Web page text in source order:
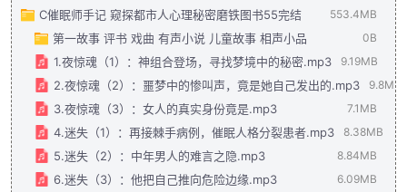
C催眠师手记 窥探都市人心理秘密磨铁图书55完结 553.4MB
第一故事 评书 戏曲 有声小说 儿童故事 相声小品 0B
1.夜惊魂（1）：神组合登场，寻找梦境中的秘密.mp3 9.19MB
2.夜惊魂（2）：噩梦中的惨叫声，竟是她自己发出的.mp3 9.8MB
3.夜惊魂（3）：女人的真实身份竟是.mp3 7.1MB
4.迷失（1）：再接棘手病例，催眠人格分裂患者.mp3 8.38MB
5.迷失（2）：中年男人的难言之隐.mp3 8.84MB
6.迷失（3）：他把自己推向危险边缘.mp3 6.09MB